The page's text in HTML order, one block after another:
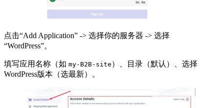
点击“Add Application” -> 选择你的服务器 -> 选择
“WordPress”。
填写应用名称（如 my-B2B-site ）、目录（默认）、选择
WordPress版本（选最新）。